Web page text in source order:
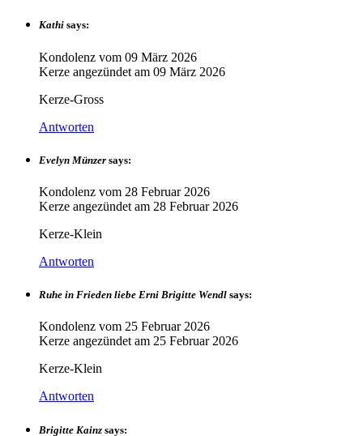
Kathi says:
Kondolenz vom 09 März 2026
Kerze angezündet am 09 März 2026
Kerze-Gross
Antworten
Evelyn Münzer says:
Kondolenz vom 28 Februar 2026
Kerze angezündet am 28 Februar 2026
Kerze-Klein
Antworten
Ruhe in Frieden liebe Erni Brigitte Wendl says:
Kondolenz vom 25 Februar 2026
Kerze angezündet am 25 Februar 2026
Kerze-Klein
Antworten
Brigitte Kainz says: